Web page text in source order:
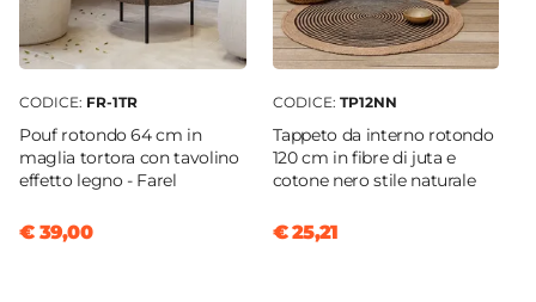
CODICE: FR-1TR
Pouf rotondo 64 cm in
maglia tortora con tavolino
effetto legno - Farel
€ 39,00
CODICE: TP12NN
Tappeto da interno rotondo
120 cm in fibre di juta e
cotone nero stile naturale
€ 25,21